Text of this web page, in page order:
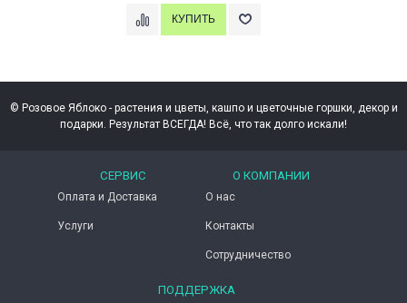
© Розовое Яблоко - растения и цветы, кашпо и цветочные горшки, декор и
подарки. Результат ВСЕГДА! Всё, что так долго искали!
СЕРВИС
Оплата и Доставка
Услуги
О КОМПАНИИ
О нас
Контакты
Сотрудничество
ПОДДЕРЖКА